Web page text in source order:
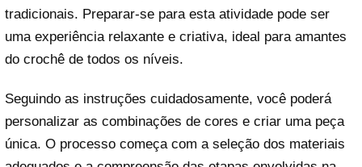
tradicionais. Preparar-se para esta atividade pode ser
uma experiência relaxante e criativa, ideal para amantes
do crochê de todos os níveis.
Seguindo as instruções cuidadosamente, você poderá
personalizar as combinações de cores e criar uma peça
única. O processo começa com a seleção dos materiais